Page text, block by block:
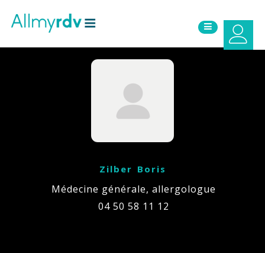
Zilber Boris
Médecine générale, allergologue
04 50 58 11 12